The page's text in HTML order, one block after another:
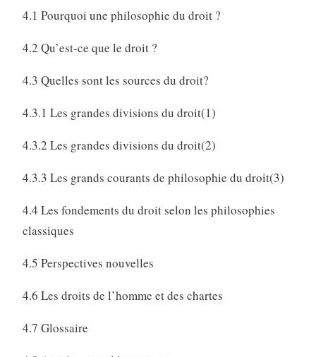
4.1 Pourquoi une philosophie du droit ?
4.2 Qu’est-ce que le droit ?
4.3 Quelles sont les sources du droit?
4.3.1 Les grandes divisions du droit(1)
4.3.2 Les grandes divisions du droit(2)
4.3.3 Les grands courants de philosophie du droit(3)
4.4 Les fondements du droit selon les philosophies
classiques
4.5 Perspectives nouvelles
4.6 Les droits de l’homme et des chartes
4.7 Glossaire